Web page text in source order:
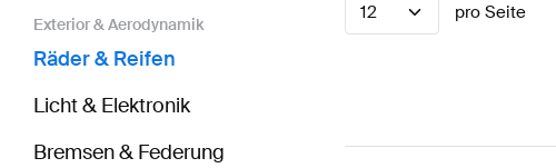
Exterior & Aerodynamik
Räder & Reifen
Licht & Elektronik
Bremsen & Federung
12 pro Seite